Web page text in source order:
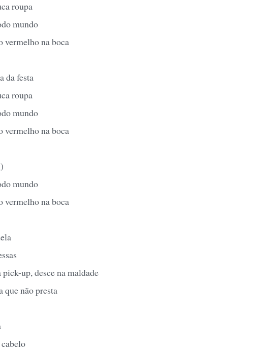
roupa
mundo
na boca
da festa
roupa
mundo
na boca
mundo
na boca
pick-up, desce na maldade
que não presta